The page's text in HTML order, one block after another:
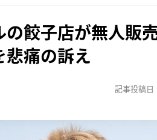
の餃子店が無人販
痛の訴え
記事投稿日